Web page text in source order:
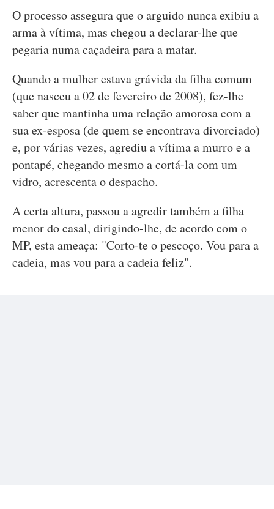
O processo assegura que o arguido nunca exibiu a
arma à vítima, mas chegou a declarar-lhe que
pegaria numa caçadeira para a matar.
Quando a mulher estava grávida da filha comum
(que nasceu a 02 de fevereiro de 2008), fez-lhe
saber que mantinha uma relação amorosa com a
sua ex-esposa (de quem se encontrava divorciado)
e, por várias vezes, agrediu a vítima a murro e a
pontapé, chegando mesmo a cortá-la com um
vidro, acrescenta o despacho.
A certa altura, passou a agredir também a filha
menor do casal, dirigindo-lhe, de acordo com o
MP, esta ameaça: "Corto-te o pescoço. Vou para a
cadeia, mas vou para a cadeia feliz".